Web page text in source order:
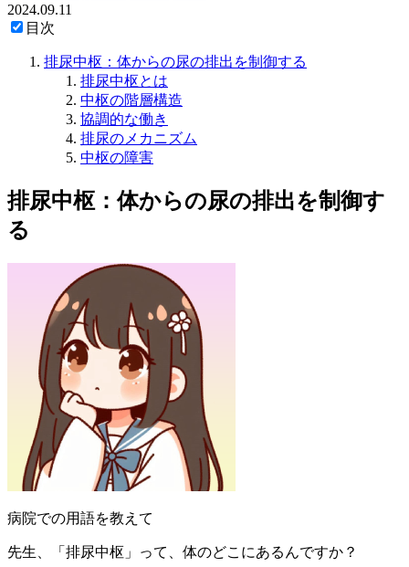
2024.09.11
目次
排尿中枢：体からの尿の排出を制御する
排尿中枢とは
中枢の階層構造
協調的な働き
排尿のメカニズム
中枢の障害
排尿中枢：体からの尿の排出を制御す
る
病院での用語を教えて
先生、「排尿中枢」って、体のどこにあるんですか？